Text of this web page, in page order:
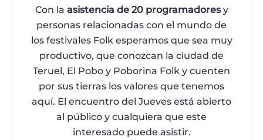
Con la asistencia de 20 programadoresy
personas relacionadas con el mundo de
los festivales Folk esperamos que sea muy
productivo, que conozcan la ciudad de
Teruel, El Pobo y Poborina Folk y cuenten
por sus tierras los valores que tenemos
aquí. El encuentro del Jueves está abierto
al público y cualquiera que este
interesado puede asistir.